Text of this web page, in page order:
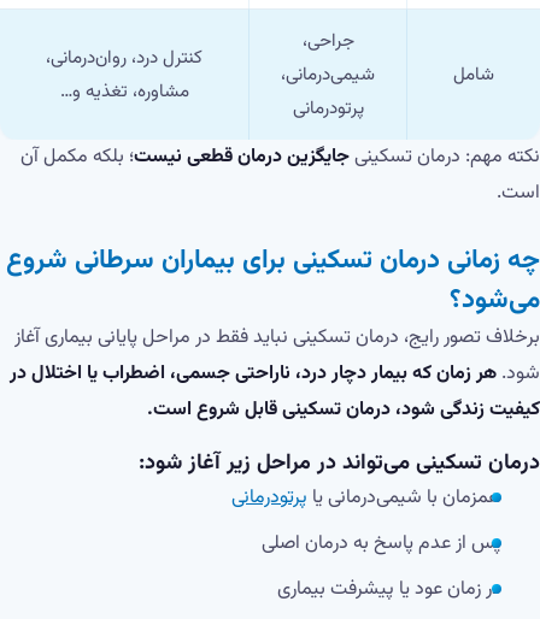
شامل
جراحی،
شیمی‌درمانی،
پرتودرمانی
کنترل درد، روان‌درمانی،
مشاوره، تغذیه و…
نکته مهم: درمان تسکینیجایگزین درمان قطعی نیست؛ بلکه مکمل آن
است.
چه زمانی درمان تسکینی برای بیماران سرطانی شروع
می‌شود؟
برخلاف تصور رایج، درمان تسکینی نباید فقط در مراحل پایانی بیماری آغاز
شود. هر زمان که بیمار دچار درد، ناراحتی جسمی، اضطراب یا اختلال در
کیفیت زندگی شود، درمان تسکینی قابل شروع است.
درمان تسکینی می‌تواند در مراحل زیر آغاز شود:
همزمان با شیمی‌درمانی یا پرتودرمانی
پس از عدم پاسخ به درمان اصلی
در زمان عود یا پیشرفت بیماری